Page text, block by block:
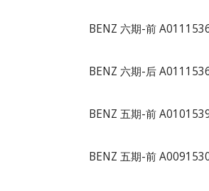
BENZ 六期-前
BENZ 六期-后
BENZ 五期-前
BENZ 五期-前